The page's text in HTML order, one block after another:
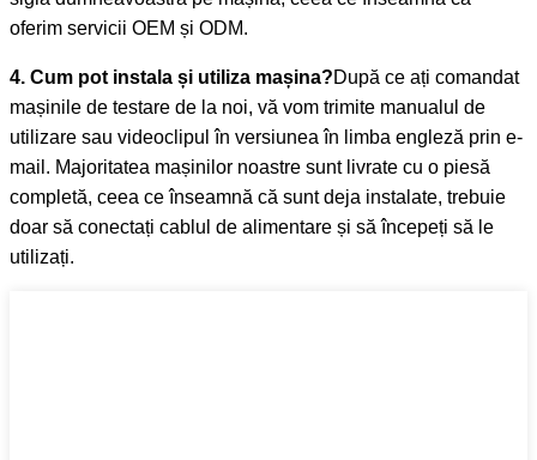
oferim servicii OEM și ODM.
4. Cum pot instala și utiliza mașina?După ce ați comandat
mașinile de testare de la noi, vă vom trimite manualul de
utilizare sau videoclipul în versiunea în limba engleză prin e-
mail. Majoritatea mașinilor noastre sunt livrate cu o piesă
completă, ceea ce înseamnă că sunt deja instalate, trebuie
doar să conectați cablul de alimentare și să începeți să le
utilizați.